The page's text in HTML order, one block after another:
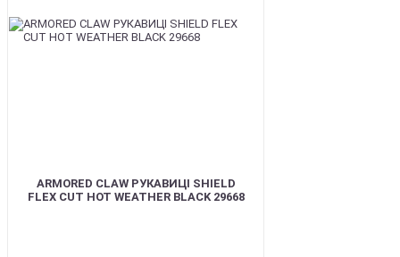
ARMORED CLAW РУКАВИЦІ SHIELD
FLEX CUT HOT WEATHER BLACK 29668